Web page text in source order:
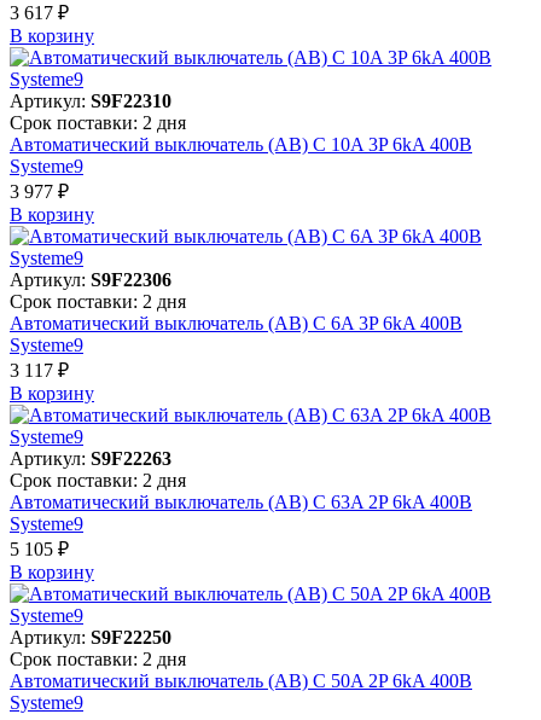
3 617 ₽
В корзинy
Артикул: S9F22310
Срок поставки: 2 дня
Автоматический выключатель (АВ) C 10A 3P 6kA 400В
Systeme9
3 977 ₽
В корзинy
Артикул: S9F22306
Срок поставки: 2 дня
Автоматический выключатель (АВ) C 6A 3P 6kA 400В
Systeme9
3 117 ₽
В корзинy
Артикул: S9F22263
Срок поставки: 2 дня
Автоматический выключатель (АВ) C 63A 2P 6kA 400В
Systeme9
5 105 ₽
В корзинy
Артикул: S9F22250
Срок поставки: 2 дня
Автоматический выключатель (АВ) C 50A 2P 6kA 400В
Systeme9